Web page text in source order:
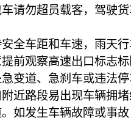
请勿超员载客，驾驶
车距和车速，雨天行
前观察高速出口标志
变道、急刹车或违法
近路段易出现车辆拥
如发生车辆故障或事